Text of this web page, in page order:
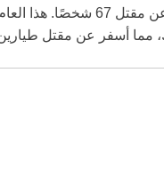
العاصمة، مما أسفر
مما أسفر عن مقتل طيارين